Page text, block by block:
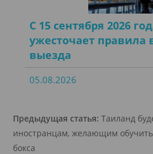
С 15 сентября 2026
ужесточает правила
выезда
05.08.2026
Предыдущая статья: Таиланд
иностранцам, желающим
бокса